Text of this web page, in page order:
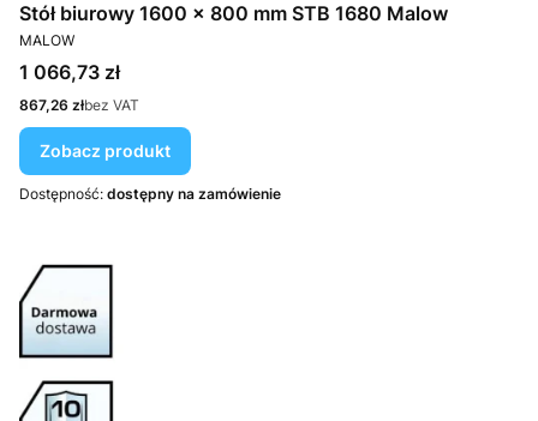
Stół biurowy 1600 × 800 mm STB 1680 Malow
PRODUCENT
MALOW
Cena
1 066,73 zł
Cena
867,26 złbez VAT
Zobacz produkt
Dostępność: dostępny na zamówienie